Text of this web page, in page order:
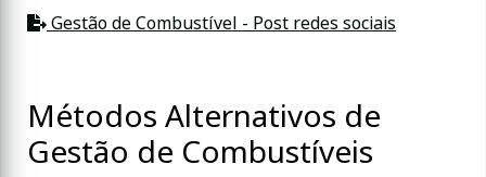
Gestão de Combustível - Post redes sociais
Métodos Alternativos de
Gestão de Combustíveis